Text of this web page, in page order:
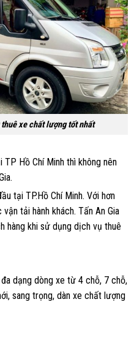
xe chất lượng tốt nhất
Hồ Chí Minh thì không nên
tại TP.Hồ Chí Minh. Với hơn
tải hành khách. Tấn An Gia
hàng khi sử dụng dịch vụ thuê
dạng dòng xe từ 4 chỗ, 7 chỗ,
sang trọng, dàn xe chất lượng